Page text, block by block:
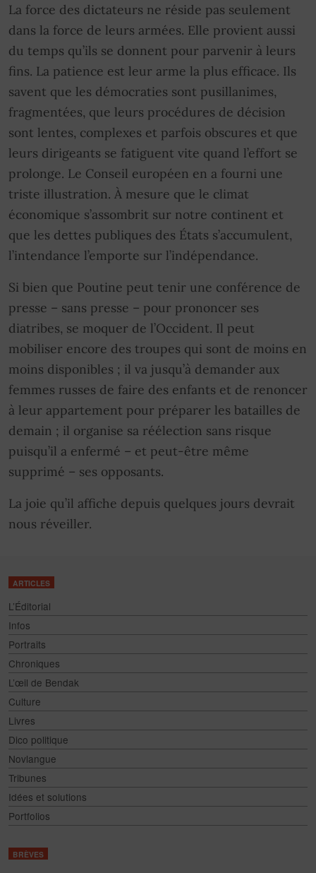
La force des dictateurs ne réside pas seulement
dans la force de leurs armées. Elle provient aussi
du temps qu’ils se donnent pour parvenir à leurs
fins. La patience est leur arme la plus efficace. Ils
savent que les démocraties sont pusillanimes,
fragmentées, que leurs procédures de décision
sont lentes, complexes et parfois obscures et que
leurs dirigeants se fatiguent vite quand l’effort se
prolonge. Le Conseil européen en a fourni une
triste illustration. À mesure que le climat
économique s’assombrit sur notre continent et
que les dettes publiques des États s’accumulent,
l’intendance l’emporte sur l’indépendance.
Si bien que Poutine peut tenir une conférence de
presse – sans presse – pour prononcer ses
diatribes, se moquer de l’Occident. Il peut
mobiliser encore des troupes qui sont de moins en
moins disponibles ; il va jusqu’à demander aux
femmes russes de faire des enfants et de renoncer
à leur appartement pour préparer les batailles de
demain ; il organise sa réélection sans risque
puisqu’il a enfermé – et peut-être même
supprimé – ses opposants.
La joie qu’il affiche depuis quelques jours devrait
nous réveiller.
ARTICLES
L’Éditorial
Infos
Portraits
Chroniques
L’œil de Bendak
Culture
Livres
Dico politique
Novlangue
Tribunes
Idées et solutions
Portfolios
BRÈVES